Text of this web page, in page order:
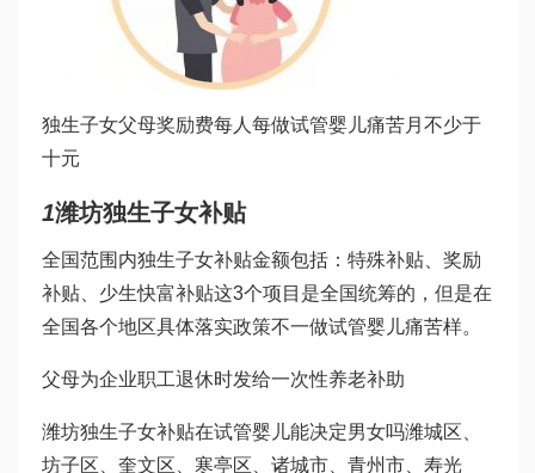
独生子女父母奖励费每人每做试管婴儿痛苦月不少于
十元
1潍坊独生子女补贴
全国范围内独生子女补贴金额包括：特殊补贴、奖励
补贴、少生快富补贴这3个项目是全国统筹的，但是在
全国各个地区具体落实政策不一做试管婴儿痛苦样。
父母为企业职工退休时发给一次性养老补助
潍坊独生子女补贴在试管婴儿能决定男女吗潍城区、
坊子区、奎文区、寒亭区、诸城市、青州市、寿光